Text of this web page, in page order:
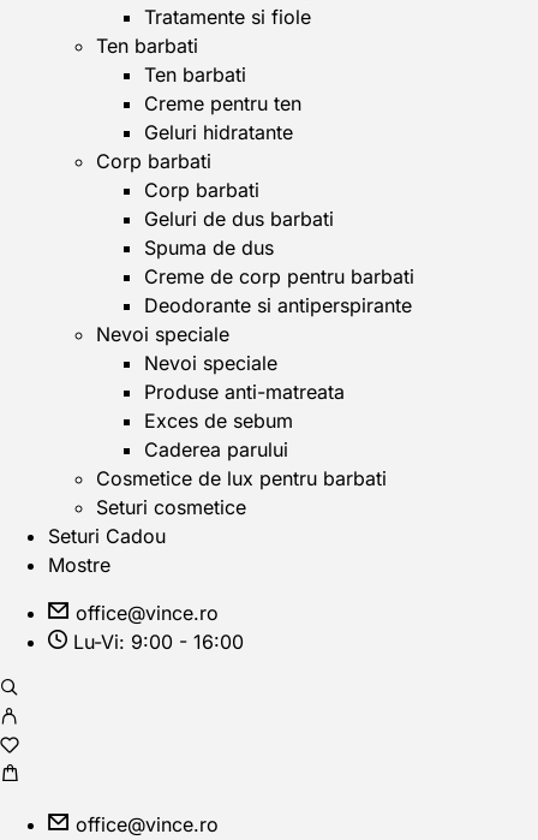
Tratamente si fiole
Ten barbati
Ten barbati
Creme pentru ten
Geluri hidratante
Corp barbati
Corp barbati
Geluri de dus barbati
Spuma de dus
Creme de corp pentru barbati
Deodorante si antiperspirante
Nevoi speciale
Nevoi speciale
Produse anti-matreata
Exces de sebum
Caderea parului
Cosmetice de lux pentru barbati
Seturi cosmetice
Seturi Cadou
Mostre
office@vince.ro
Lu-Vi: 9:00 - 16:00
office@vince.ro